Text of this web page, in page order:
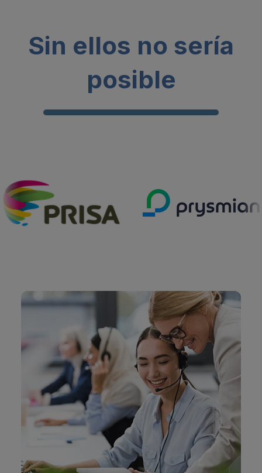
Sin ellos no sería
posible